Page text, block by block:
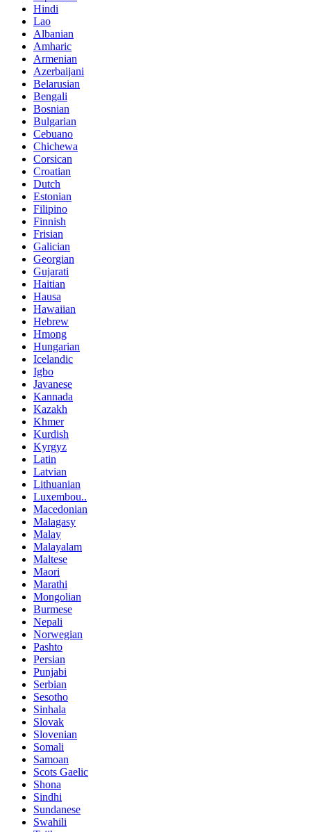
Hindi
Lao
Albanian
Amharic
Armenian
Azerbaijani
Belarusian
Bengali
Bosnian
Bulgarian
Cebuano
Chichewa
Corsican
Croatian
Dutch
Estonian
Filipino
Finnish
Frisian
Galician
Georgian
Gujarati
Haitian
Hausa
Hawaiian
Hebrew
Hmong
Hungarian
Icelandic
Igbo
Javanese
Kannada
Kazakh
Khmer
Kurdish
Kyrgyz
Latin
Latvian
Lithuanian
Luxembou..
Macedonian
Malagasy
Malay
Malayalam
Maltese
Maori
Marathi
Mongolian
Burmese
Nepali
Norwegian
Pashto
Persian
Punjabi
Serbian
Sesotho
Sinhala
Slovak
Slovenian
Somali
Samoan
Scots Gaelic
Shona
Sindhi
Sundanese
Swahili